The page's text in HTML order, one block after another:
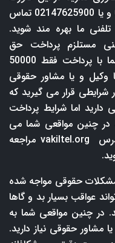
نیز می توانید با شماره 09212242670 و یا 02147625900 تماس
ما بهره مند شوید.
مستلزم پرداخت حق
المشاوره است اما در وکلای تلفنی شما با پرداخت فقط 50000
به مدت 5 دقیقه با وکیل و یا مشاور حقوقی
شرایطی قرار می گیرید که
اما شرایط پرداخت
در چنین مواقعی شما می
vakiltel.org مراجعه
حقوقی مواجه شده
عواقب بسیار بد و گاها
در چنین مواقعی شما به
حقوقی نیاز دارید.